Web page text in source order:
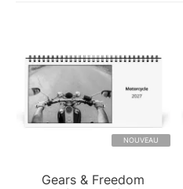
NOUVEAU
Gears & Freedom